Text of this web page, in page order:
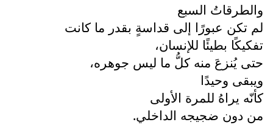
والطرقاتُ السبع
لم تكن عبورًا إلى قداسةٍ بقدر ما كانت
تفكيكًا بطيئًا للإنسان،
حتى يُنزعَ منه كلُّ ما ليس جوهره،
ويبقى وحيدًا
كأنّه يراهُ للمرة الأولى
من دون ضجيجه الداخلي.